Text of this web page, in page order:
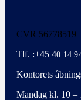
CVR 56778519
Tlf. :+45 40 14
Kontorets
Mandag kl. 10 –